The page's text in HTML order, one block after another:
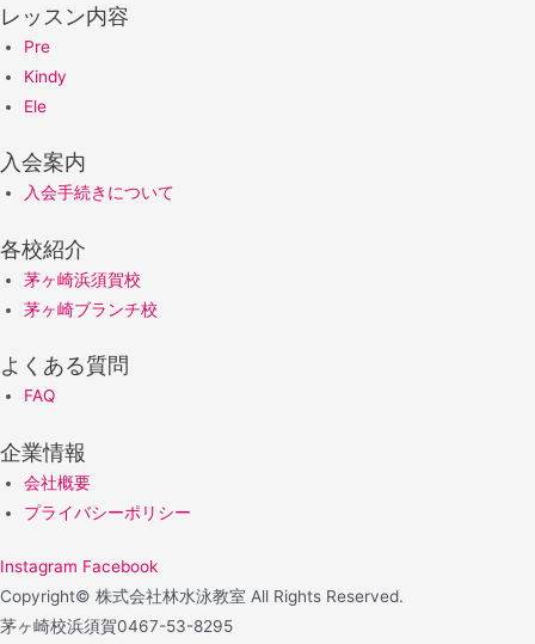
レッスン内容
Pre
Kindy
Ele
入会案内
入会手続きについて
各校紹介
茅ヶ崎浜須賀校
茅ヶ崎ブランチ校
よくある質問
FAQ
企業情報
会社概要
プライバシーポリシー
Instagram Facebook
Copyright© 株式会社林水泳教室 All Rights Reserved.
茅ヶ崎校浜須賀0467-53-8295